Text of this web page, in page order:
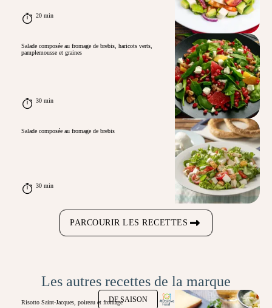
20 min
Salade composée au fromage de brebis, haricots verts,
pamplemousse et graines
30 min
Salade composée au fromage de brebis
30 min
PARCOURIR LES RECETTES
Les autres recettes de la marque
DE SAISON
Risotto Saint-Jacques, poireau et fromage